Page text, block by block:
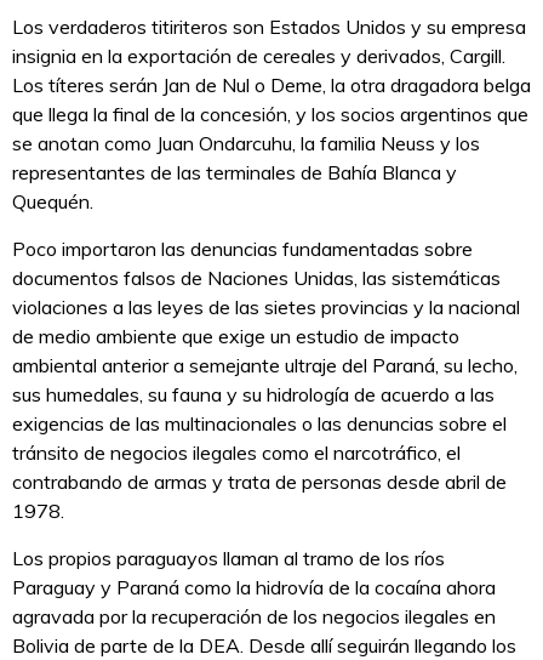
Los verdaderos titiriteros son Estados Unidos y su empresa
insignia en la exportación de cereales y derivados, Cargill.
Los títeres serán Jan de Nul o Deme, la otra dragadora belga
que llega la final de la concesión, y los socios argentinos que
se anotan como Juan Ondarcuhu, la familia Neuss y los
representantes de las terminales de Bahía Blanca y
Quequén.
Poco importaron las denuncias fundamentadas sobre
documentos falsos de Naciones Unidas, las sistemáticas
violaciones a las leyes de las sietes provincias y la nacional
de medio ambiente que exige un estudio de impacto
ambiental anterior a semejante ultraje del Paraná, su lecho,
sus humedales, su fauna y su hidrología de acuerdo a las
exigencias de las multinacionales o las denuncias sobre el
tránsito de negocios ilegales como el narcotráfico, el
contrabando de armas y trata de personas desde abril de
1978.
Los propios paraguayos llaman al tramo de los ríos
Paraguay y Paraná como la hidrovía de la cocaína ahora
agravada por la recuperación de los negocios ilegales en
Bolivia de parte de la DEA. Desde allí seguirán llegando los